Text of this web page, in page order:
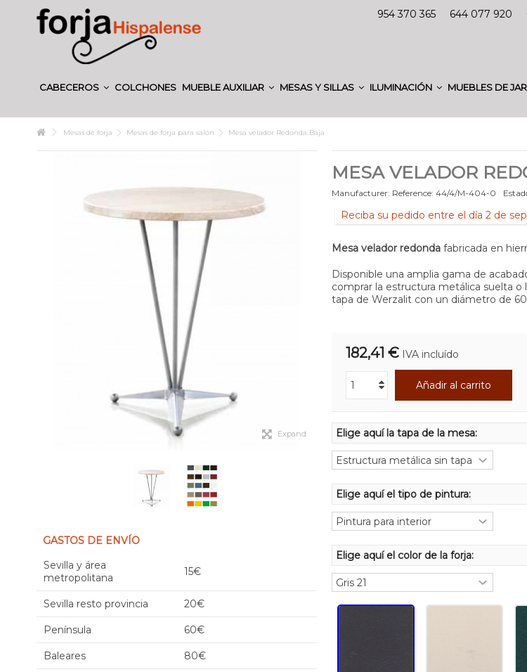
954 370 365 644 077 920
CABECEROS COLCHONES MUEBLE AUXILIAR MESAS Y SILLAS ILUMINACIÓN MUEBLES DE
Mesas de forja Mesas de forja para salón Mesa velador Redonda Baja
Expand
GASTOS DE ENVÍO
Sevilla y área
metropolitana
15€
Sevilla resto provincia 20€
Península 60€
Baleares 80€
MESA VELADOR
Manufacturer: Reference: 44/4/M-404-0
Reciba su pedido entre el día 2 de
Mesa velador redondafabricada en
Disponible una amplia gama de
comprar la estructura metálica suelta
tapa de Werzalit con un diámetro de
182,41 € IVA incluído
Añadir al carrito
Elige aquí la tapa de la mesa:
Elige aquí el color de la forja:
Elige aquí el tipo de pintura: